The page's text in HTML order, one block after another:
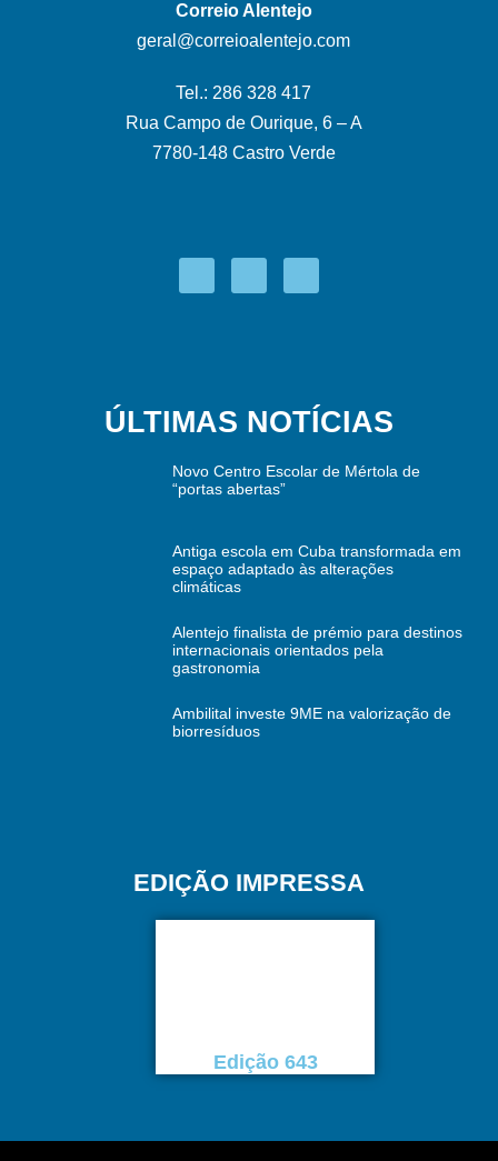
Correio Alentejo
geral@correioalentejo.com
Tel.: 286 328 417
Rua Campo de Ourique, 6 – A
7780-148 Castro Verde
ÚLTIMAS NOTÍCIAS
Novo Centro Escolar de Mértola de
“portas abertas”
Antiga escola em Cuba transformada em
espaço adaptado às alterações
climáticas
Alentejo finalista de prémio para destinos
internacionais orientados pela
gastronomia
Ambilital investe 9ME na valorização de
biorresíduos
EDIÇÃO IMPRESSA
Edição 643